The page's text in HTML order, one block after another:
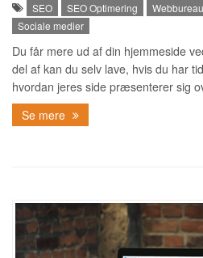
SEO SEO Optimering Webbureau
Sociale medier
Du får mere ud af din hjemmeside
del af kan du selv lave, hvis du har
hvordan jeres side præsenterer sig
Se mere